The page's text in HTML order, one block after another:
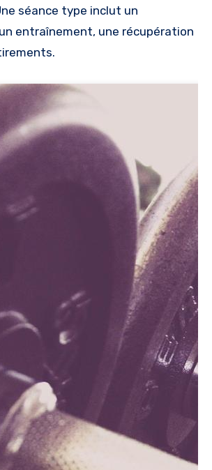
séance type inclut un
entraînement, une récupération